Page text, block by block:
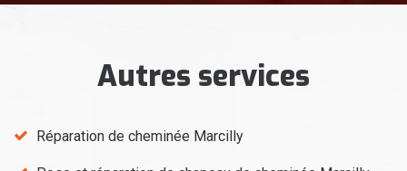
Autres services
Réparation de cheminée Marcilly